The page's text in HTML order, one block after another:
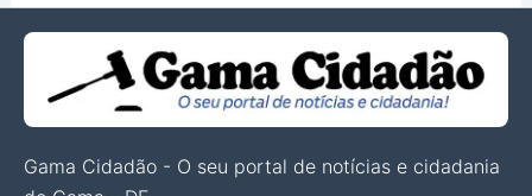
Gama Cidadão - O seu portal de notícias e cidadania